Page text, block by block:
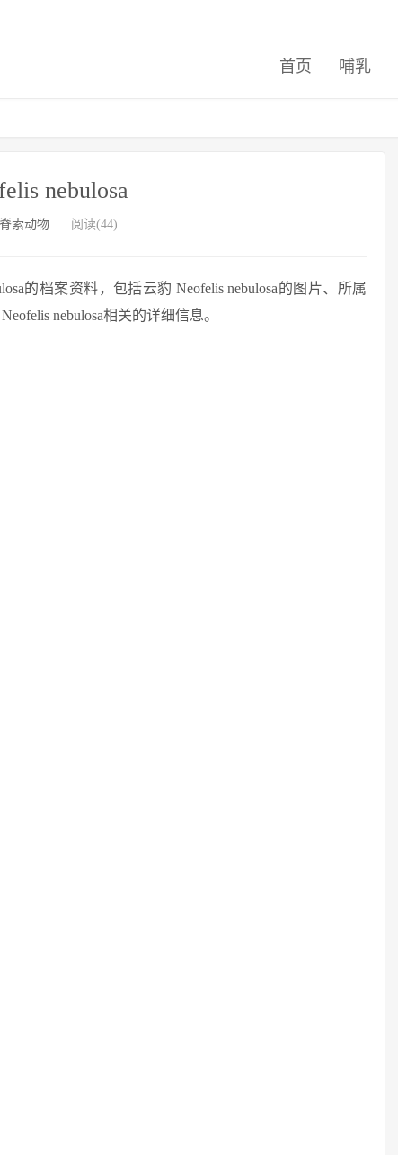
首页 哺乳
nebulosa
脊索动物 阅读(44)
的档案资料，包括云豹 Neofelis nebulosa的图片、所属
nebulosa相关的详细信息。